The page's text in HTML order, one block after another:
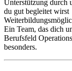
Unterstützung durch
du gut begleitet wirst
Ein Team, das dich
Berufsfeld
besonders.